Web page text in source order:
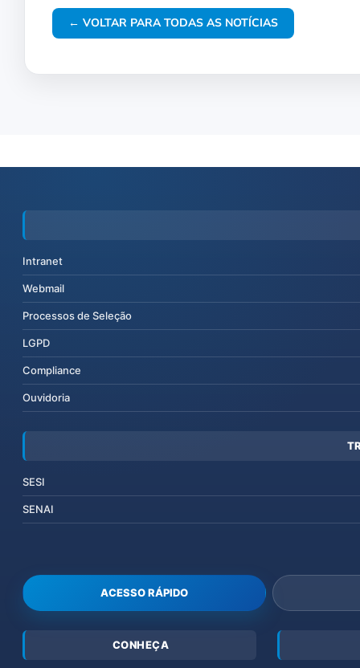
← VOLTAR PARA TODAS AS NOTÍCIAS
Intranet
Webmail
Processos de Seleção
LGPD
Compliance
Ouvidoria
SESI
SENAI
ACESSO RÁPIDO
CONHEÇA